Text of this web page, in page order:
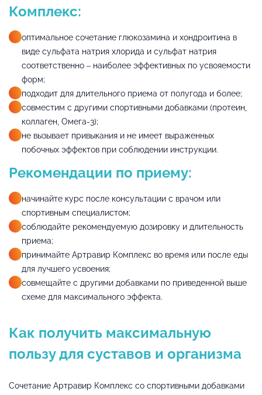
Комплекс:
оптимальное сочетание глюкозамина и хондроитина в
виде сульфата натрия хлорида и сульфат натрия
соответственно – наиболее эффективных по усвояемости
форм;
подходит для длительного приема от полугода и более;
совместим с другими спортивными добавками (протеин,
коллаген, Омега-3);
не вызывает привыкания и не имеет выраженных
побочных эффектов при соблюдении инструкции.
Рекомендации по приему:
начинайте курс после консультации с врачом или
спортивным специалистом;
соблюдайте рекомендуемую дозировку и длительность
приема;
принимайте Артравир Комплекс во время или после еды
для лучшего усвоения;
совмещайте с другими добавками по приведенной выше
схеме для максимального эффекта.
Как получить максимальную
пользу для суставов и организма
Сочетание Артравир Комплекс со спортивными добавками